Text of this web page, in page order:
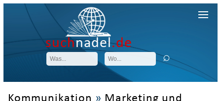
suchnadel.de
Kommunikation » Marketing und